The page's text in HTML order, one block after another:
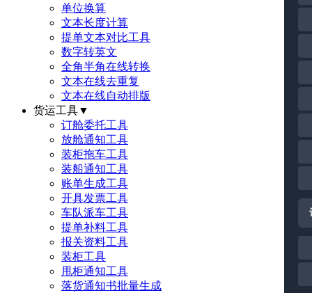
单位换算
文本长度计算
提单文本对比工具
数字转英文
全角半角在线转换
文本在线去重复
文本在线自动排版
货运工具▼
订舱委托工具
放舱通知工具
装柜拖车工具
装船通知工具
账单生成工具
开具发票工具
车队派车工具
提单补料工具
报关资料工具
装柜工具
甩柜通知工具
落货通知书批量生成